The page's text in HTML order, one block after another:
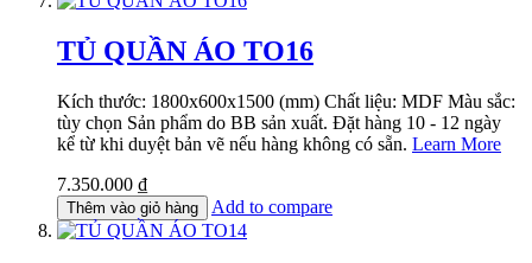
TỦ QUẦN ÁO TO16
Kích thước: 1800x600x1500 (mm) Chất liệu: MDF Màu sắc:
tùy chọn Sản phẩm do BB sản xuất. Đặt hàng 10 - 12 ngày
kể từ khi duyệt bản vẽ nếu hàng không có sẵn. Learn More
7.350.000 ₫
Thêm vào giỏ hàng Add to compare